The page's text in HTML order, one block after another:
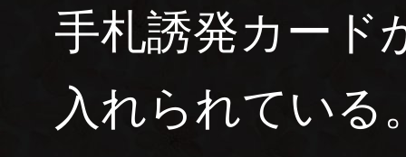
手札誘発カード
入れられている